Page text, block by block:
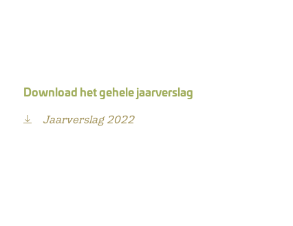
Download het gehele jaarverslag
Jaarverslag 2022